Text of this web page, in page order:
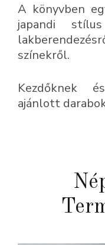
A könyvben
japandi
színekről.
Kezdőknek
ajánlott